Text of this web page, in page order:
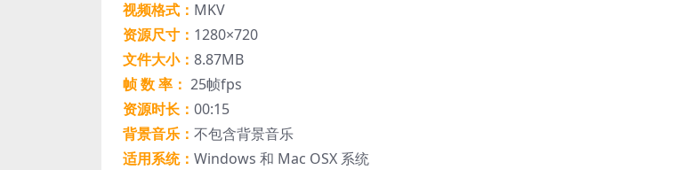
视频格式： MKV
资源尺寸： 1280×720
文件大小： 8.87MB
帧 数 率： 25帧fps
资源时长： 00:15
背景音乐： 不包含背景音乐
适用系统： Windows 和 Mac OSX 系统